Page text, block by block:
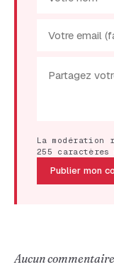
La modération
255 caractères
Publier mon
Aucun